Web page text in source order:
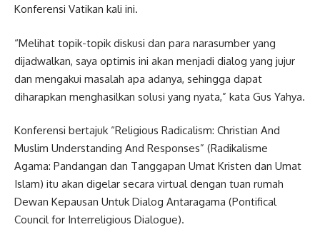
Konferensi Vatikan kali ini.
“Melihat topik-topik diskusi dan para narasumber yang
dijadwalkan, saya optimis ini akan menjadi dialog yang jujur
dan mengakui masalah apa adanya, sehingga dapat
diharapkan menghasilkan solusi yang nyata,” kata Gus Yahya.
Konferensi bertajuk “Religious Radicalism: Christian And
Muslim Understanding And Responses” (Radikalisme
Agama: Pandangan dan Tanggapan Umat Kristen dan Umat
Islam) itu akan digelar secara virtual dengan tuan rumah
Dewan Kepausan Untuk Dialog Antaragama (Pontifical
Council for Interreligious Dialogue).